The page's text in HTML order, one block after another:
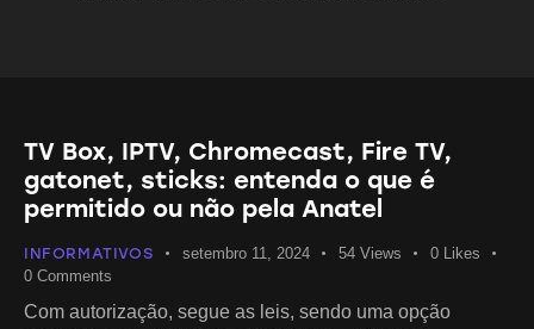
TV Box, IPTV, Chromecast, Fire TV,
gatonet, sticks: entenda o que é
permitido ou não pela Anatel
INFORMATIVOS setembro 11, 2024 54 Views 0
Likes
0 Comments
Com autorização, segue as leis, sendo uma opção